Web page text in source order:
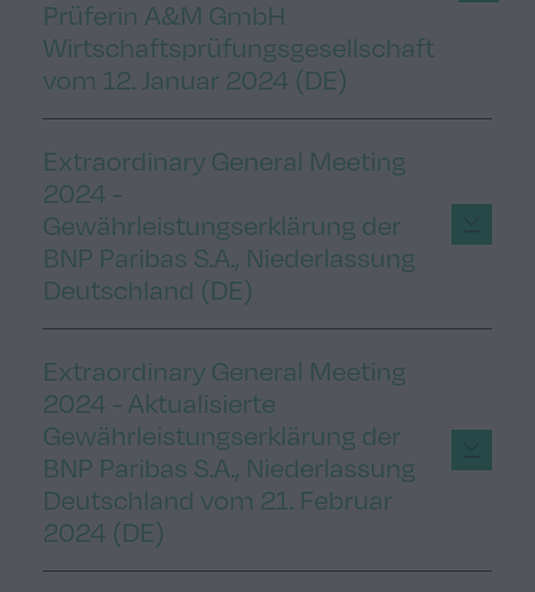
Prüferin A&M GmbH
Wirtschaftsprüfungsgesellschaft
vom 12. Januar 2024 (DE)
Extraordinary General Meeting
2024 -
Gewährleistungserklärung der
BNP Paribas S.A., Niederlassung
Deutschland (DE)
Extraordinary General Meeting
2024 - Aktualisierte
Gewährleistungserklärung der
BNP Paribas S.A., Niederlassung
Deutschland vom 21. Februar
2024 (DE)